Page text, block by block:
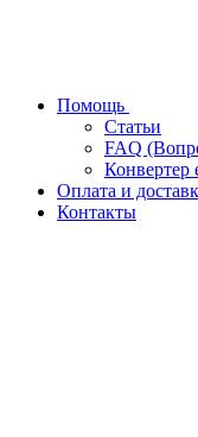
Помощь
Статьи
FAQ
Конвертер
Оплата и
Контакты